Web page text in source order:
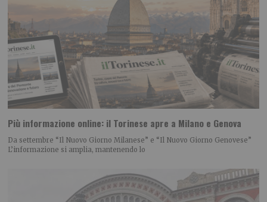
Più informazione online: il Torinese apre a Milano e Genova
Da settembre “Il Nuovo Giorno Milanese” e “Il Nuovo Giorno Genovese”
L’informazione si amplia, mantenendo lo